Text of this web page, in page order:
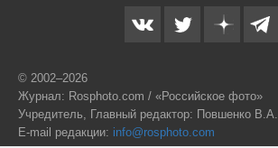
© 2002–2026
Журнал: Rosphoto.com / «Российское фото»
Учредитель, Главный редактор: Повшенко В.А.
E-mail редакции: info@rosphoto.com